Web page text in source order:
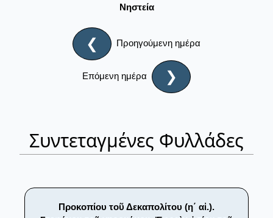
Νηστεία
❮ Προηγούμενη ημέρα
Επόμενη ημέρα ❯
Συντεταγμένες Φυλλάδες
Προκοπίου τοῦ Δεκαπολίτου (η΄ αἰ.).